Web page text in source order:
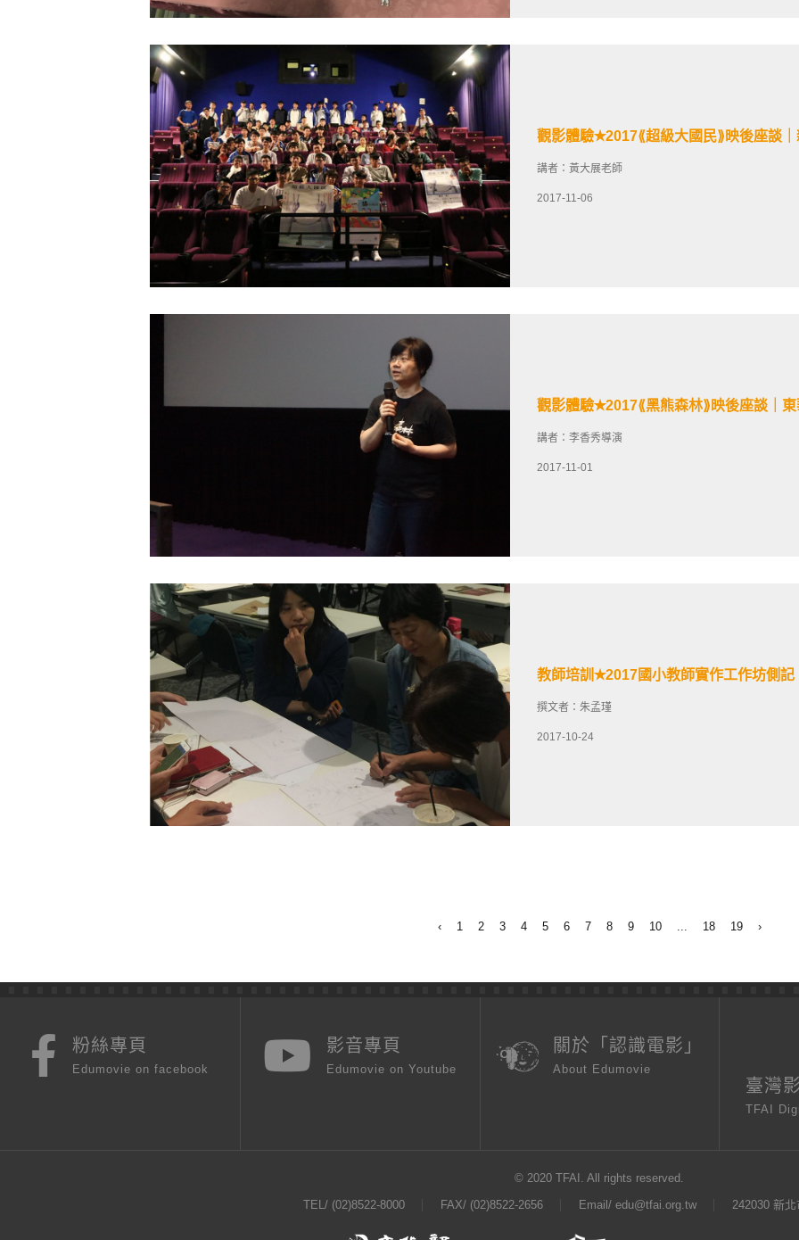
觀影體驗✭2017⟪超級大國民⟫映後座談｜
講者：黃大展老師
2017-11-06
觀影體驗✭2017⟪黑熊森林⟫映後座談｜東
講者：李香秀導演
2017-11-01
教師培訓✭2017國小教師實作工作坊側記
撰文者：朱孟瑾
2017-10-24
‹ 1 2 3 4 5 6 7 8 9 10 18 19 ›
粉絲專頁
Edumovie on facebook
影音專頁
Edumovie on Youtube
關於「認識電影」
About Edumovie
臺灣
TFAI
© 2020 TFAI. All rights reserved.
TEL/ (02)8522-8000 FAX/ (02)8522-2656 Email/ edu@tfai.org.tw 242030 新